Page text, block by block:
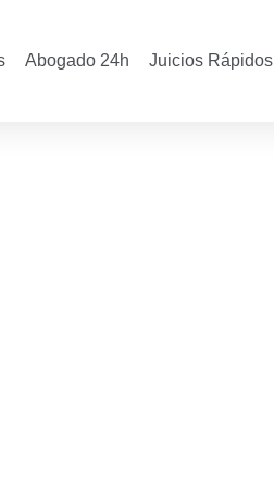
Abogado 24h Juicios Rápidos